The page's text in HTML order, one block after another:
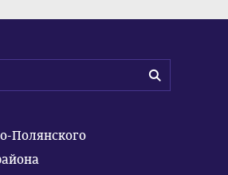
Полянского